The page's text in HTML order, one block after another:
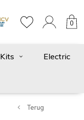
0
Kits Electric
Terug